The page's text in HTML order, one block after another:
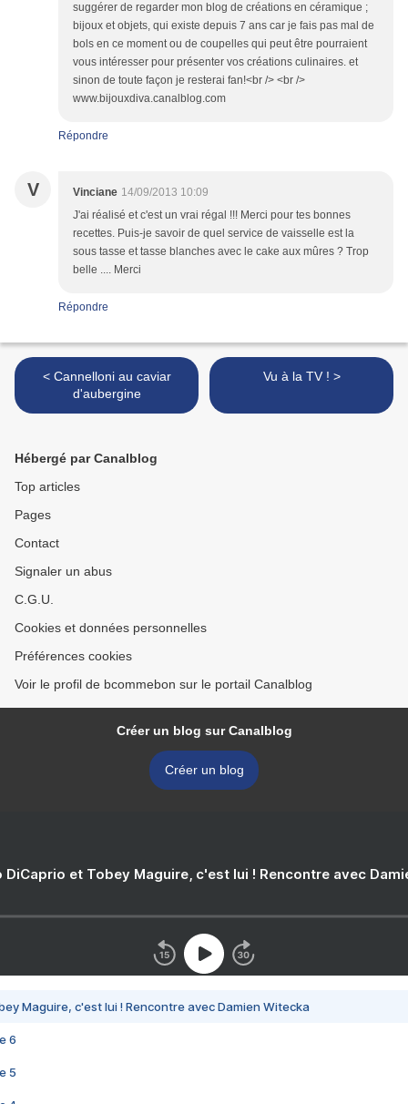
suggérer de regarder mon blog de créations en céramique ;
bijoux et objets, qui existe depuis 7 ans car je fais pas mal de
bols en ce moment ou de coupelles qui peut être pourraient
vous intéresser pour présenter vos créations culinaires. et
sinon de toute façon je resterai fan!<br /> <br />
www.bijouxdiva.canalblog.com
Répondre
V Vinciane 14/09/2013 10:09
J'ai réalisé et c'est un vrai régal !!! Merci pour tes bonnes
recettes. Puis-je savoir de quel service de vaisselle est la
sous tasse et tasse blanches avec le cake aux mûres ? Trop
belle .... Merci
Répondre
< Cannelloni au caviar
d'aubergine
Vu à la TV ! >
Hébergé par Canalblog
Top articles
Pages
Contact
Signaler un abus
C.G.U.
Cookies et données personnelles
Préférences cookies
Voir le profil de bcommebon sur le portail Canalblog
Créer un blog sur Canalblog
Créer un blog
DiCaprio et Tobey Maguire, c'est lui ! Rencontre avec
Maguire, c'est lui ! Rencontre avec Damien Witecka
6
5